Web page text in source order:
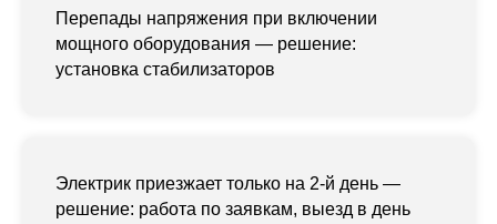
Перепады напряжения при включении
мощного оборудования — решение:
установка стабилизаторов
Электрик приезжает только на 2-й день —
решение: работа по заявкам, выезд в день